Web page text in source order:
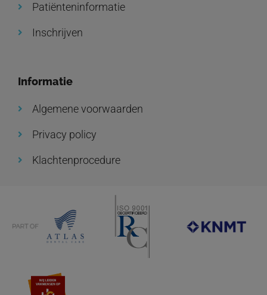
Patiënteninformatie
Inschrijven
Informatie
Algemene voorwaarden
Privacy policy
Klachtenprocedure